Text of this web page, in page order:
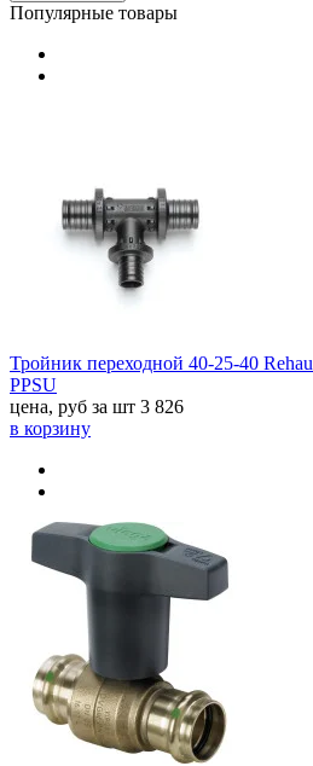
Популярные товары
Тройник переходной 40-25-40
PPSU
цена, руб за шт 3 826
в корзину